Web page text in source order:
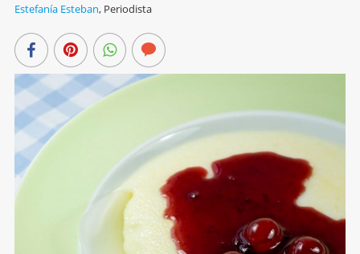
Estefanía Esteban, Periodista